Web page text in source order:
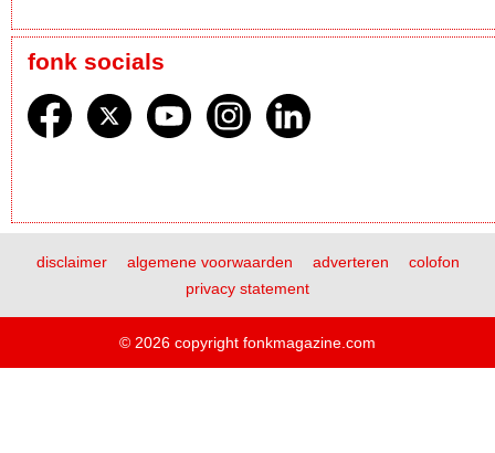
fonk socials
disclaimer algemene voorwaarden adverteren
colofon
privacy statement
© 2026 copyright fonkmagazine.com